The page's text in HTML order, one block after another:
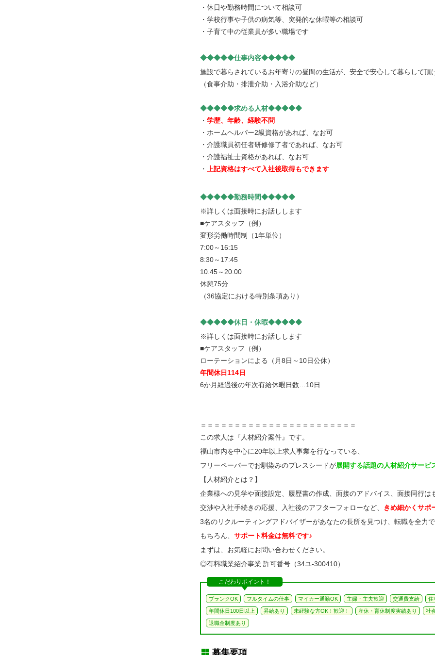
・休日や勤務時間について相談可
・学校行事や子供の病気等、突発的な休暇等の相談可
・子育て中の従業員が多い職場です
◆◆◆◆◆仕事内容◆◆◆◆◆
施設で暮らされているお年寄りの昼間の生活が、安全で安心して暮らして頂
（食事介助・排泄介助・入浴介助など）
◆◆◆◆◆求める人材◆◆◆◆◆
・ 学歴、年齢、経験不問
・ホームヘルパー2級資格があれば、なお可
・介護職員初任者研修修了者であれば、なお可
・介護福祉士資格があれば、なお可
・
上記資格はすべて入社後取得もできます
◆◆◆◆◆勤務時間◆◆◆◆◆
※詳しくは面接時にお話しします
■ケアスタッフ（例）
変形労働時間制（1年単位）
7:00～16:15
8:30～17:45
10:45～20:00
休憩75分
（36協定における特別条項あり）
◆◆◆◆◆休日・休暇◆◆◆◆◆
※詳しくは面接時にお話しします
■ケアスタッフ（例）
ローテーションによる（月8日～10日公休）
年間休日114日
6か月経過後の年次有給休暇日数…10日
＝＝＝＝＝＝＝＝＝＝＝＝＝＝＝＝＝＝＝＝＝＝＝
この求人は『人材紹介案件』です。
福山市内を中心に20年以上求人事業を行なっている、
フリーペーパーでお馴染みのプレスシードが展開する話題の人材紹介サービ
【人材紹介とは？】
企業様への見学や面接設定、履歴書の作成、面接のアドバイス、面接同行は
交渉や入社手続きの応援、入社後のアフターフォローなど、
きめ細かくサポ
3名のリクルーティングアドバイザーがあなたの長所を見つけ、転職を全力
もちろん、 サポート料金は無料です♪
まずは、お気軽にお問い合わせください。
◎有料職業紹介事業 許可番号（34ユ-300410）
こだわりポイント！
ブランクOK フルタイムの仕事 マイカー通勤OK 主婦・主夫歓迎 交通費支給 住
年間休日100日以上 昇給あり 未経験な方OK！歓迎！ 産休・育休制度実績あり 社
退職金制度あり
募集要項